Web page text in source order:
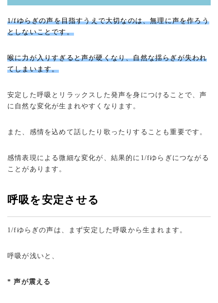
1/fゆらぎの声を目指すうえで大切なのは、無理に声を作ろう
としないことです。
喉に力が入りすぎると声が硬くなり、自然な揺らぎが失われ
てしまいます。
安定した呼吸とリラックスした発声を身につけることで、声
に自然な変化が生まれやすくなります。
また、感情を込めて話したり歌ったりすることも重要です。
感情表現による微細な変化が、結果的に1/fゆらぎにつながる
ことがあります。
呼吸を安定させる
1/fゆらぎの声は、まず安定した呼吸から生まれます。
呼吸が浅いと、
* 声が震える